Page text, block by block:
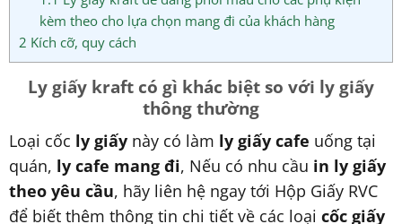
kèm theo cho lựa chọn mang đi của khách hàng
2 Kích cỡ, quy cách
Ly giấy kraft có gì khác biệt so với ly giấy
thông thường
Loại cốc ly giấynày có làm ly giấy cafe uống tại
quán, ly cafe mang đi, Nếu có nhu cầu in ly giấy
theo yêu cầu, hãy liên hệ ngay tới Hộp Giấy RVC
để biết thêm thông tin chi tiết về các loại cốc giấy